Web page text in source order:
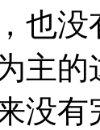
也
主
没